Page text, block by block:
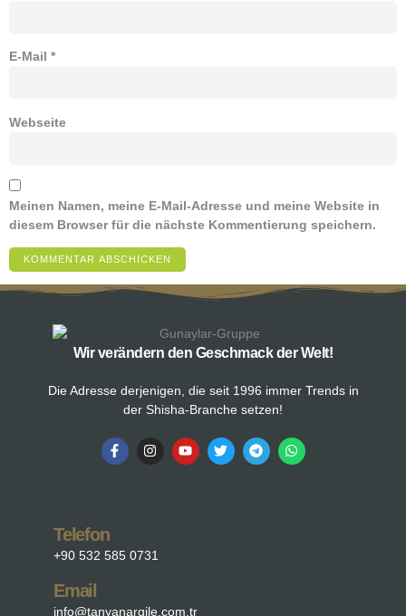
E-Mail *
Webseite
Meinen Namen, meine E-Mail-Adresse und meine Website in
diesem Browser für die nächste Kommentierung speichern.
Wir verändern den Geschmack der Welt!
Die Adresse derjenigen, die seit 1996 immer Trends in
der Shisha-Branche setzen!
Telefon
+90 532 585 0731
Email
info@tanyanargile.com.tr